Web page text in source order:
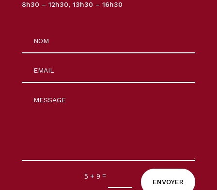
8h30 – 12h30, 13h30 – 16h30
5 + 9 =
ENVOYER